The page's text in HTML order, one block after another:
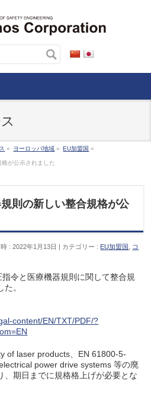
» ヨーロッパ地域 » EU加盟国 »
が公示されました
則の新しい整合規格が公
: 2022年1月13日 カテゴリー : EU加盟国
コ
令と医療機器規則に関して整合規
。
content/EN/TXT/PDF/?
of laser products、EN 61800-5-
power drive systems 等の廃
、期日までに規格格上げが必要とな